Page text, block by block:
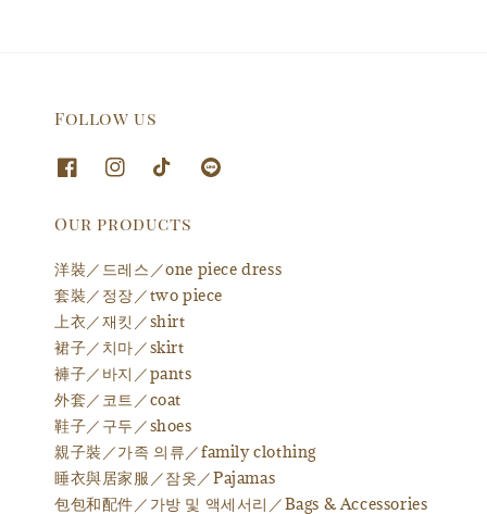
Follow us
Our products
洋裝／드레스／one piece dress
套裝／정장／two piece
上衣／재킷／shirt
裙子／치마／skirt
褲子／바지／pants
外套／코트／coat
鞋子／구두／shoes
親子裝／가족 의류／family clothing
睡衣與居家服／잠옷／Pajamas
包包和配件／가방 및 액세서리／Bags & Accessories